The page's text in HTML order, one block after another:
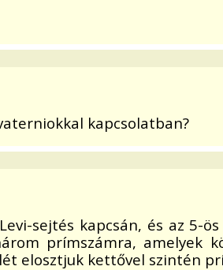
kapcsolatban?
sejtés kapcsán, és az 5-
prímszámra, amelyek
elosztjuk kettővel szintén